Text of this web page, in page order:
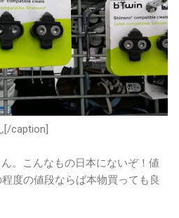
[/caption]
。こんなもの日本にないぞ！値
度の値段ならば本物買っても良